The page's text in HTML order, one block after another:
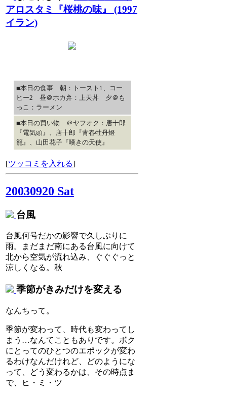
アロスタミ『桜桃の味』 (1997
イラン)
■本日の食事 朝：トースト1、コー
ヒー2 昼＠ホカ弁：上天丼 夕＠も
っこ：ラーメン
■本日の買い物 ＠ヤフオク：唐十郎
『電気頭』、唐十郎『青春牡丹燈
籠』、山田花子『嘆きの天使』
[ツッコミを入れる]
20030920 Sat
台風
台風何号だかの影響で久しぶりに
雨。まだまだ南にある台風に向けて
北から空気が流れ込み、ぐぐぐっと
涼しくなる。秋
季節がきみだけを変える
なんちって。
季節が変わって、時代も変わってし
まう…なんてこともありです。ボク
にとってのひとつのエポックが変わ
るわけなんだけれど、どのようにな
って、どう変わるかは、その時点ま
で、ヒ・ミ・ツ